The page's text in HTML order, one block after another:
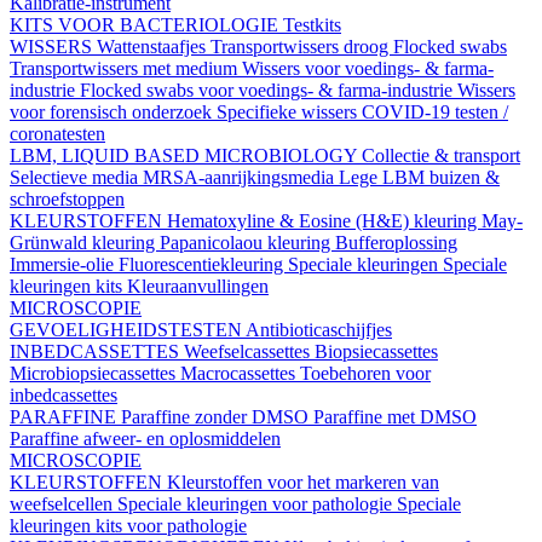
KITS VOOR BACTERIOLOGIE Testkits
WISSERS Wattenstaafjes Transportwissers droog Flocked swabs
Transportwissers met medium Wissers voor voedings- & farma-
industrie Flocked swabs voor voedings- & farma-industrie Wissers
voor forensisch onderzoek Specifieke wissers COVID-19 testen /
coronatesten
LBM, LIQUID BASED MICROBIOLOGY Collectie & transport
Selectieve media MRSA-aanrijkingsmedia Lege LBM buizen &
schroefstoppen
KLEURSTOFFEN Hematoxyline & Eosine (H&E) kleuring May-
Grünwald kleuring Papanicolaou kleuring Bufferoplossing
Immersie-olie Fluorescentiekleuring Speciale kleuringen Speciale
kleuringen kits Kleuraanvullingen
MICROSCOPIE
GEVOELIGHEIDSTESTEN Antibioticaschijfjes
INBEDCASSETTES Weefselcassettes Biopsiecassettes
Microbiopsiecassettes Macrocassettes Toebehoren voor
inbedcassettes
PARAFFINE Paraffine zonder DMSO Paraffine met DMSO
Paraffine afweer- en oplosmiddelen
MICROSCOPIE
KLEURSTOFFEN Kleurstoffen voor het markeren van
weefselcellen Speciale kleuringen voor pathologie Speciale
kleuringen kits voor pathologie